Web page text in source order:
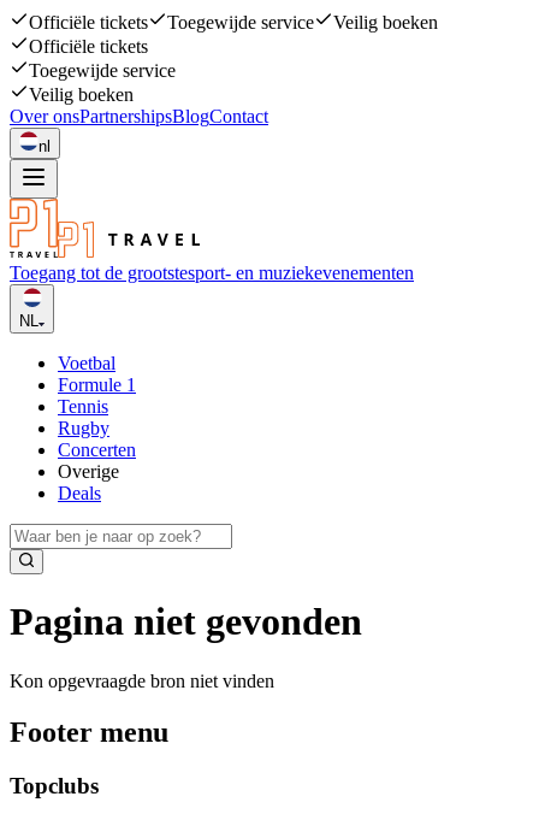
Officiële tickets Toegewijde service
Veilig boeken
Officiële tickets
Toegewijde service
Veilig boeken
Over onsPartnershipsBlogContact
nl
Toegang tot de grootstesport- en muziekevenementen
NL
Voetbal
Formule 1
Tennis
Rugby
Concerten
Overige
Deals
Pagina niet gevonden
Kon opgevraagde bron niet vinden
Footer menu
Topclubs